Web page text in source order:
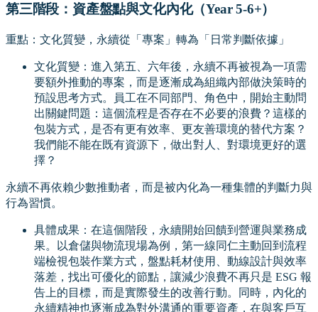
第三階段：資產盤點與文化內化（Year 5-6+）
重點：文化質變，永續從「專案」轉為「日常判斷依據」
文化質變：進入第五、六年後，永續不再被視為一項需
要額外推動的專案，而是逐漸成為組織內部做決策時的
預設思考方式。員工在不同部門、角色中，開始主動問
出關鍵問題：這個流程是否存在不必要的浪費？這樣的
包裝方式，是否有更有效率、更友善環境的替代方案？
我們能不能在既有資源下，做出對人、對環境更好的選
擇？
永續不再依賴少數推動者，而是被內化為一種集體的判斷力與
行為習慣。
具體成果：在這個階段，永續開始回饋到營運與業務成
果。以倉儲與物流現場為例，第一線同仁主動回到流程
端檢視包裝作業方式，盤點耗材使用、動線設計與效率
落差，找出可優化的節點，讓減少浪費不再只是 ESG 報
告上的目標，而是實際發生的改善行動。同時，內化的
永續精神也逐漸成為對外溝通的重要資產，在與客戶互